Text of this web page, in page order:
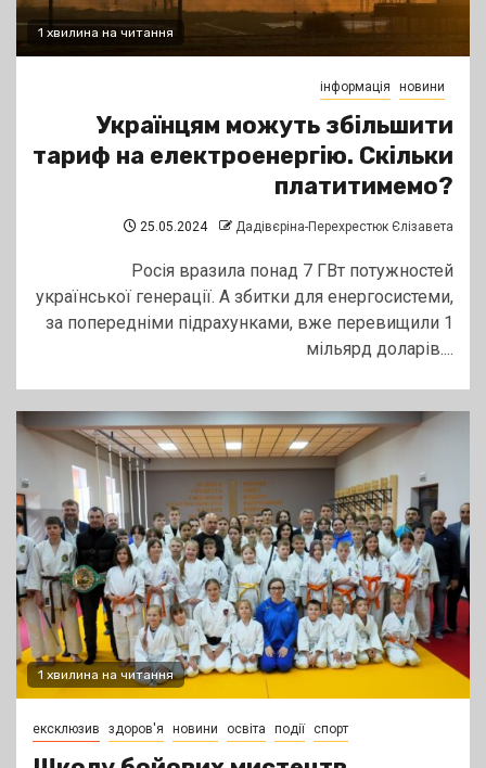
1 хвилина на читання
інформація новини
Українцям можуть збільшити
тариф на електроенергію. Скільки
платитимемо?
25.05.2024 Дадівєріна-Перехрестюк Єлізавета
Росія вразила понад 7 ГВт потужностей
української генерації. А збитки для енергосистеми,
за попередніми підрахунками, вже перевищили 1
мільярд доларів....
1 хвилина на читання
ексклюзив здоров'я новини освіта події спорт